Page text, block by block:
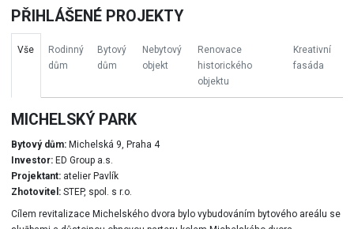
PŘIHLÁŠENÉ PROJEKTY
Vše
Rodinný
dům
Bytový
dům
Nebytový
objekt
Renovace
historického
objektu
Kreativní
fasáda
MICHELSKÝ PARK
Bytový dům:Michelská 9, Praha 4
Investor:ED Group a.s.
Projektant:atelier Pavlík
Zhotovitel:STEP, spol. s r.o.
Cílem revitalizace Michelského dvora bylo vybudováním bytového areálu se